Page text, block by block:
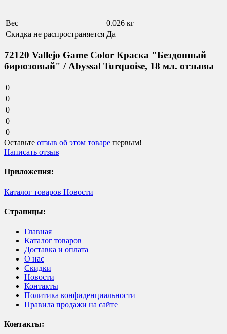
Вес
0.026 кг
Скидка не распространяется Да
72120 Vallejo Game Color Краска "Бездонный
бирюзовый" / Abyssal Turquoise, 18 мл. отзывы
0
0
0
0
0
Оставьте отзыв об этом товаре первым!
Написать отзыв
Приложения:
Каталог товаров Новости
Страницы:
Главная
Каталог товаров
Доставка и оплата
О нас
Скидки
Новости
Контакты
Политика конфиденциальности
Правила продажи на сайте
Контакты: